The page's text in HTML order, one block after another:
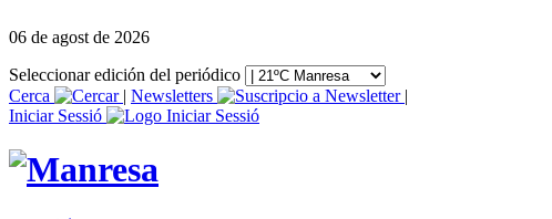
06 de agost de 2026
Seleccionar edición del periódico
Cerca
| Newsletters
|
Iniciar Sessió